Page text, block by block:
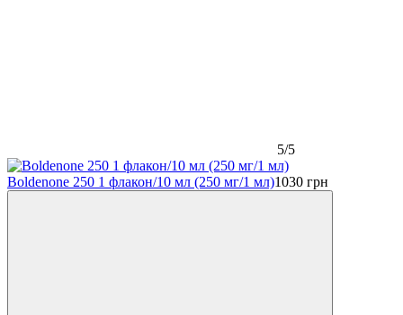
5/5
Boldenone 250 1 флакон/10 мл (250 мг/1 мл)1030 грн